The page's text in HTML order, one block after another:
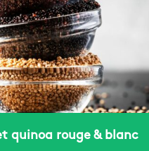
quinoa rouge & blanc